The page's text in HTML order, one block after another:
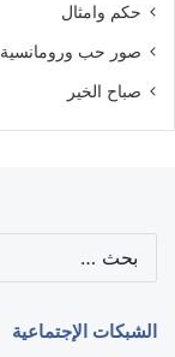
حكم وامثال
صور حب ورومانسية
صباح الخير
الشبكات الإجتماعية